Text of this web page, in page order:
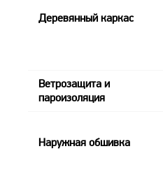
Деревянный каркас
Ветрозащита и
пароизоляция
Наружная обшивка